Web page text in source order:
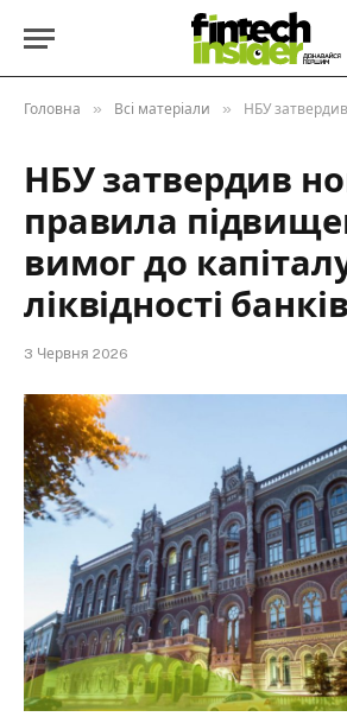
Головна » Всі матеріали » НБУ затвердив нові правила
НБУ затвердив
правила
вимог до
ліквідності банків
3 Червня 2026